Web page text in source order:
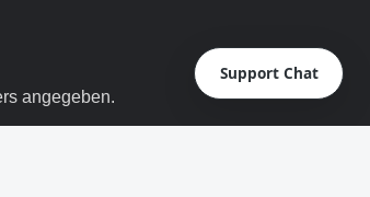
angegeben.
Support Chat